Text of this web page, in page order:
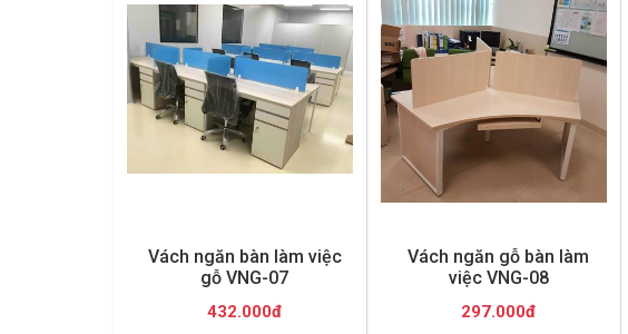
Vách ngăn bàn làm việc
gỗ VNG-07
432.000đ
Vách ngăn gỗ bàn làm
việc VNG-08
297.000đ